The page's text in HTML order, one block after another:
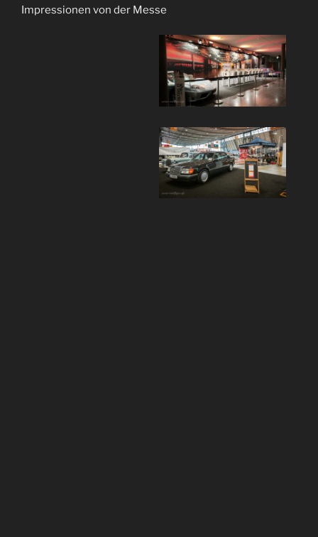
Impressionen von der Messe